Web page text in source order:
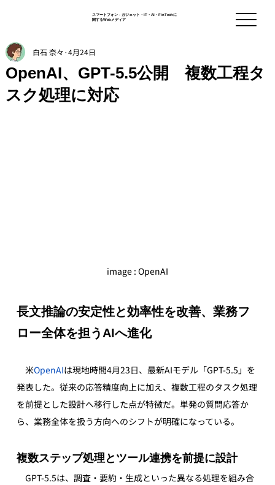
スマートフォン - ガジェット・IT・AI・FinTechに
関するWebメディア
OpenAI、GPT-5.5公開 複数工程タ
スク処理に対応
白石 奈々 4月24日
image : OpenAI
長文推論の安定性と効率性を改善、業務フ
ロー全体を担うAIへ進化
米OpenAIは現地時間4月23日、最新AIモデル「GPT-5.5」を
発表した。従来の応答精度向上に加え、複数工程のタスク処理
を前提とした設計へ移行した点が特徴だ。単発の質問応答か
ら、業務全体を扱う方向へのシフトが明確になっている。
複数ステップ処理とツール連携を前提に設計
GPT-5.5は、調査・要約・生成といった異なる処理を組み合